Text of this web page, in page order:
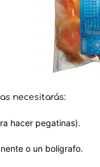
necesitarás:
hacer pegatinas).
o un bolígrafo.